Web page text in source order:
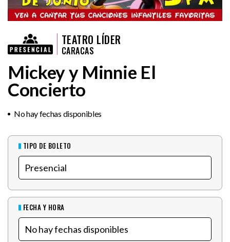
TEATRO LÍDER
CARACAS
Mickey y Minnie El
Concierto
No hay fechas disponibles
TIPO DE BOLETO
FECHA Y HORA